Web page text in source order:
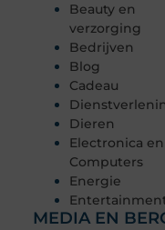
Beauty en
verzorging
Bedrijven
Blog
Cadeau
Dieren
Electronica en
Computers
Energie
MEDIA EN